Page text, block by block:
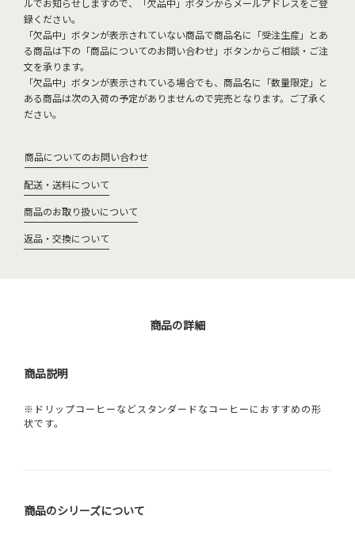
ルでお知らせしますので、「欠品中」ボタンからメールアドレスをご登
録ください。
「欠品中」ボタンが表示されていない商品で商品名に「受注生産」とあ
る商品は下の「商品についてのお問い合わせ」ボタンからご相談・ご注
文を承ります。
「欠品中」ボタンが表示されている場合でも、商品名に「数量限定」と
ある商品は次の入荷の予定がありませんので完売となります。ご了承く
ださい。
商品についてのお問い合わせ
配送・送料について
商品のお取り扱いについて
返品・交換について
商品の詳細
商品説明
※ドリップコーヒーなどスタンダードなコーヒーにおすすめの形
状です。
商品のシリーズについて